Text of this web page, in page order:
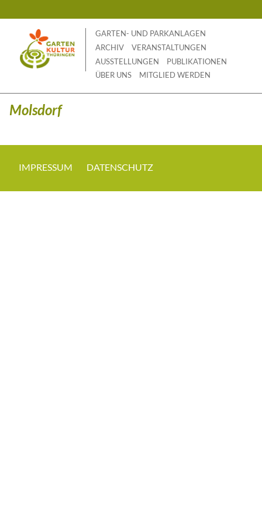
GARTEN- UND PARKANLAGEN
ARCHIV
VERANSTALTUNGEN
AUSSTELLUNGEN
PUBLIKATIONEN
ÜBER UNS
MITGLIED WERDEN
Molsdorf
IMPRESSUM DATENSCHUTZ